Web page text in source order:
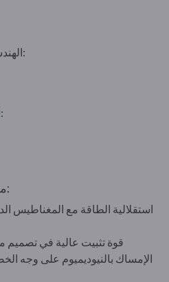
5. الهندسة الكهربائية والإلكترونيات:
6. اللوجستيات والحياة اليومية:
مزايا الحوامل المغناطيسية:
استقلالية الطاقة مع المغناطيس
قوة تثبيت عالية في
الإمساك بالنيوديميوم على وجه